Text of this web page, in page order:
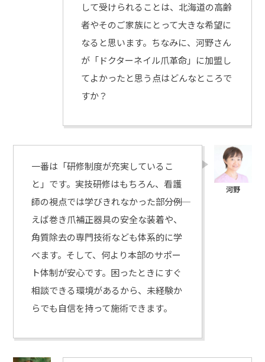
して受けられることは、北海道の高齢
者やそのご家族にとって大きな希望に
なると思います。ちなみに、河野さん
が「ドクターネイル爪革命」に加盟し
てよかったと思う点はどんなところで
すか？
一番は「研修制度が充実しているこ
と」です。実技研修はもちろん、看護
師の視点では学びきれなかった部分――例
えば巻き爪補正器具の安全な装着や、
角質除去の専門技術なども体系的に学
べます。そして、何より本部のサポー
ト体制が安心です。困ったときにすぐ
相談できる環境があるから、未経験か
らでも自信を持って施術できます。